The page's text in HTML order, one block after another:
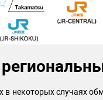
в некоторых случаях